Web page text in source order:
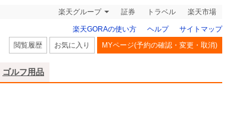
楽天グループ 証券 トラベル 楽天市場
楽天GORAの使い方 ヘルプ
サイトマップ
閲覧履歴
お気に入り MYページ(予約の確認・変更・取消)
ゴルフ用品